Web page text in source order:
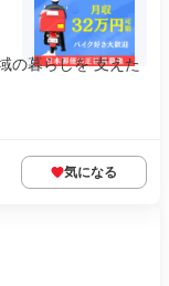
の暮らしを 支えた
気になる